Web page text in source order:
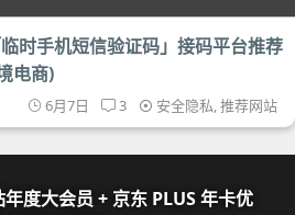
时手机短信验证码」接码平台推荐
电商)
6月7日 3 安全隐私,推荐网站
度大会员 + 京东 PLUS 年卡优